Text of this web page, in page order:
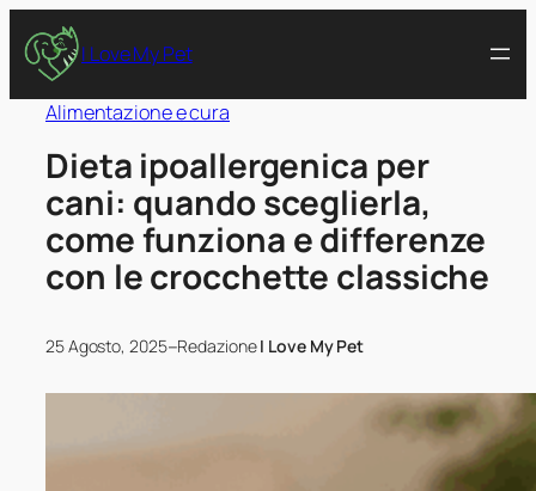
I Love My Pet
Alimentazione e cura
Dieta ipoallergenica per
cani: quando sceglierla,
come funziona e differenze
con le crocchette classiche
25 Agosto, 2025–RedazioneI Love My Pet